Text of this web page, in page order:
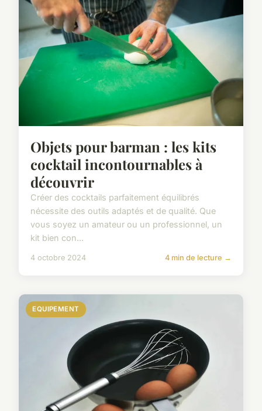
Objets pour barman : les kits
cocktail incontournables à
découvrir
Créer des cocktails parfaitement équilibrés
nécessite des outils adaptés et de qualité. Que
vous soyez un amateur ou un professionnel, un
kit bien con...
4 octobre 2024 4 min de lecture →
EQUIPEMENT